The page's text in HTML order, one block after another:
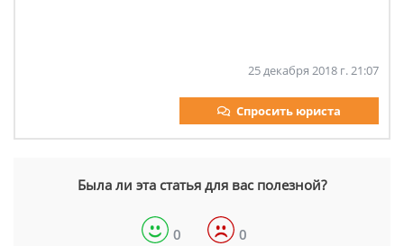
25 декабря 2018 г. 21:07
Спросить юриста
Была ли эта статья для вас полезной?
0 0